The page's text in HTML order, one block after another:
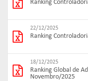
Ranking
22/12/2025
Ranking
18/12/2025
Ranking Global de
Novembro/2025